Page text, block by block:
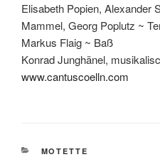
Elisabeth Popien, Alexander
Mammel, Georg Poplutz ~
Markus Flaig ~ Baß
Konrad Junghänel,
www.cantuscoelln.com
KATEGORIEN
MOTETTE